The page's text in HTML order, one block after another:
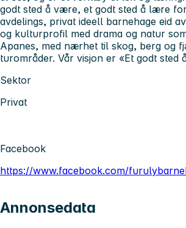
godt sted å være, et godt sted å lære
avdelings, privat ideell barnehage eid
og kulturprofil med drama og natur
Apanes, med nærhet til skog, berg og
turområder. Vår visjon er «Et godt
Sektor
Privat
Facebook
https://www.facebook.com/
Annonsedata